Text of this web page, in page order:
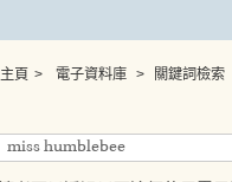
主頁 > 電子資料庫 > 關鍵詞檢索